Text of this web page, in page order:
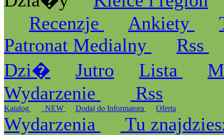
Recenzje
Ankiety
Patronat Medialny
Rss
Dzi�
Jutro Lista
Wydarzenie
Rss
Katalog _NEW Dodaj do Informatora Oferta
Wydarzenia
Tu